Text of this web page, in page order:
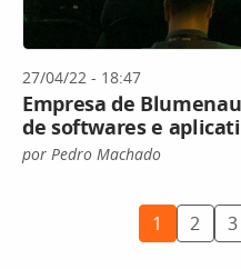
27/04/22 - 18:47
Empresa de
de softwares e
por Pedro Machado
1 2 3